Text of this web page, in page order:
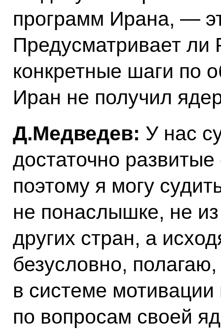
программ Ирана, —
Предусматривает ли
конкретные шаги по
Иран не получил
Д.Медведев: У нас
достаточно
поэтому я могу
не понаслышке, не
других стран, а
безусловно,
в системе
по вопросам своей